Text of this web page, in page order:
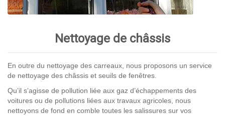
Nettoyage de châssis
En outre du nettoyage des carreaux, nous proposons un service
de nettoyage des châssis et seuils de fenêtres.
Qu’il s’agisse de pollution liée aux gaz d’échappements des
voitures ou de pollutions liées aux travaux agricoles, nous
nettoyons de fond en comble toutes les salissures sur vos